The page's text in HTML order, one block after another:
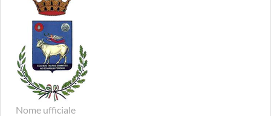
Nome ufficiale